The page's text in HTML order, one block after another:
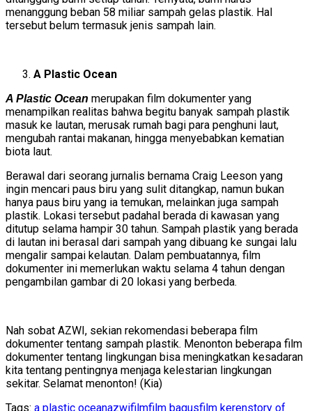
menanggung beban 58 miliar sampah gelas plastik. Hal
tersebut belum termasuk jenis sampah lain.
A Plastic Ocean
A Plastic Ocean merupakan film dokumenter yang
menampilkan realitas bahwa begitu banyak sampah plastik
masuk ke lautan, merusak rumah bagi para penghuni laut,
mengubah rantai makanan, hingga menyebabkan kematian
biota laut.
Berawal dari seorang jurnalis bernama Craig Leeson yang
ingin mencari paus biru yang sulit ditangkap, namun bukan
hanya paus biru yang ia temukan, melainkan juga sampah
plastik. Lokasi tersebut padahal berada di kawasan yang
ditutup selama hampir 30 tahun. Sampah plastik yang berada
di lautan ini berasal dari sampah yang dibuang ke sungai lalu
mengalir sampai kelautan. Dalam pembuatannya, film
dokumenter ini memerlukan waktu selama 4 tahun dengan
pengambilan gambar di 20 lokasi yang berbeda.
Nah sobat AZWI, sekian rekomendasi beberapa film
dokumenter tentang sampah plastik. Menonton beberapa film
dokumenter tentang lingkungan bisa meningkatkan kesadaran
kita tentang pentingnya menjaga kelestarian lingkungan
sekitar. Selamat menonton! (Kia)
Tags: a plastic oceanazwifilmfilm bagusfilm kerenstory of